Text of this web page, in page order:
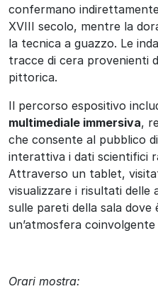
confermano
XVIII secolo, mentre la
la tecnica a guazzo. Le
tracce di cera provenienti
pittorica.
Il percorso espositivo
multimediale immersiva,
che consente al pubblico
interattiva i dati scientifici
Attraverso un tablet,
visualizzare i risultati delle
sulle pareti della sala dove
un’atmosfera coinvolgente
Orari mostra: